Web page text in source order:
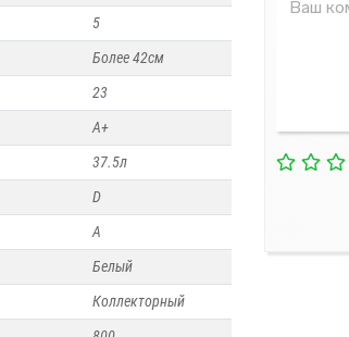
5
Более 42см
23
А+
37.5л
D
А
Белый
Коллекторный